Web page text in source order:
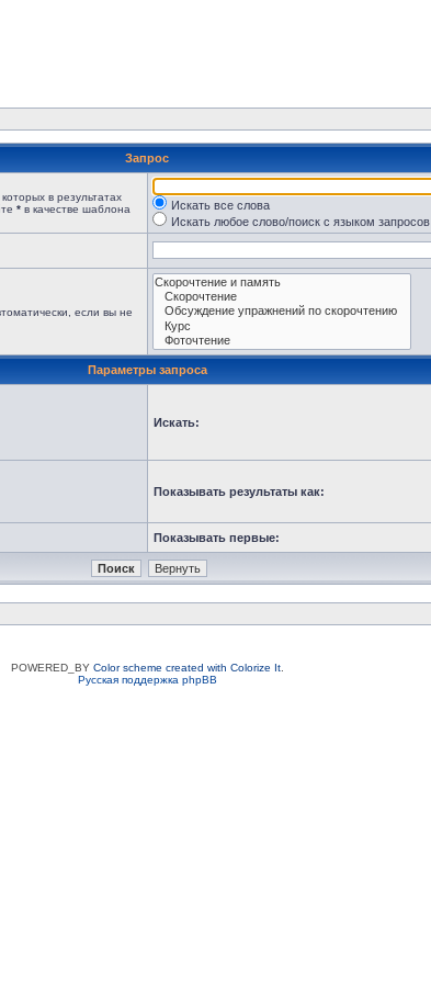
Запрос
в результатах
* в качестве шаблона
Искать все слова
Искать любое слово/поиск с языком запросов
если вы не
Параметры запроса
Искать:
Показывать результаты как:
Показывать первые:
POWERED_BY Color scheme created with Colorize It.
Русская поддержка phpBB